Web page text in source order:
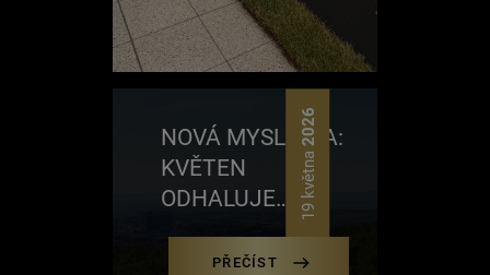
19 května
2026
NOVÁ MYSLIVNA:
KVĚTEN
ODHALUJE
STAVBYPŘEČÍST